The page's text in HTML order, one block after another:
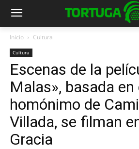
Inicio Cultura
Cultura
Escenas de la
Malas», basada en
homónimo de
Villada, se filman
Gracia